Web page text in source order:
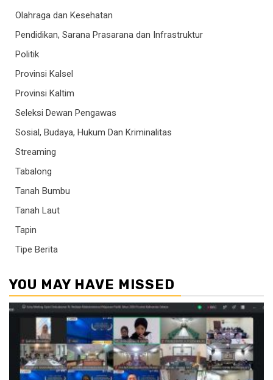
Olahraga dan Kesehatan
Pendidikan, Sarana Prasarana dan Infrastruktur
Politik
Provinsi Kalsel
Provinsi Kaltim
Seleksi Dewan Pengawas
Sosial, Budaya, Hukum Dan Kriminalitas
Streaming
Tabalong
Tanah Bumbu
Tanah Laut
Tapin
Tipe Berita
YOU MAY HAVE MISSED